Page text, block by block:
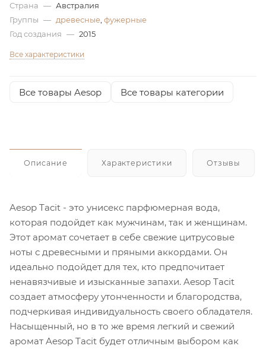
Страна — Австралия
Группы — древесные фужерные
Год создания — 2015
Все характеристики
Все товары Aesop Все товары категории
Описание Характеристики Отзывы
Aesop Tacit - это унисекс парфюмерная вода,
которая подойдет как мужчинам, так и женщинам.
Этот аромат сочетает в себе свежие цитрусовые
ноты с древесными и пряными аккордами. Он
идеально подойдет для тех, кто предпочитает
ненавязчивые и изысканные запахи. Aesop Tacit
создает атмосферу утонченности и благородства,
подчеркивая индивидуальность своего обладателя.
Насыщенный, но в то же время легкий и свежий
аромат Aesop Tacit будет отличным выбором как